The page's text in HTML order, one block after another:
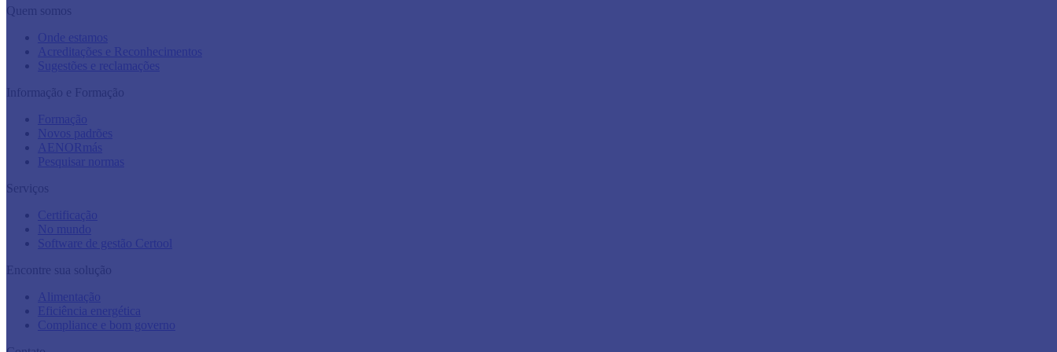
Quem somos
Onde estamos
Acreditações e Reconhecimentos
Sugestões e reclamações
Informação e Formação
Formação
Novos padrões
AENORmás
Pesquisar normas
Serviços
Certificação
No mundo
Software de gestão Certool
Encontre sua solução
Alimentação
Eficiência energética
Compliance e bom governo